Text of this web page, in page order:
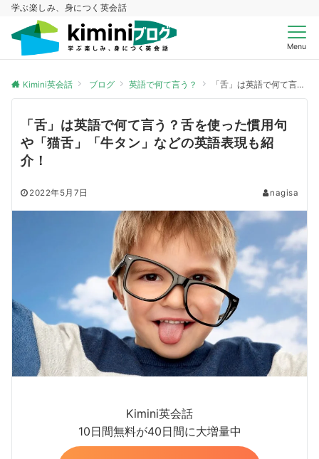
学ぶ楽しみ、身につく英会話
Menu
Kimini英会話 ブログ 英語で何て言う？ 「舌」は英語で何て言う？舌を使った慣用句や「猫舌」「牛タン」などの英語表現も紹介！
「舌」は英語で何て言う？舌を使った慣用句
や「猫舌」「牛タン」などの英語表現も紹
介！
2022年5月7日 nagisa
Kimini英会話
10日間無料が40日間に大増量中